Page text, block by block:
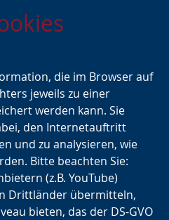
Zur
Hauptnavigation
Zur
Seitennavigation
Zum
Inhalt
die im Browser auf
jeweils zu einer
werden kann. Sie
den Internetauftritt
und zu analysieren, wie
Bitte beachten Sie:
(z.B. YouTube)
Drittländer übermitteln,
bieten, das der DS-GVO